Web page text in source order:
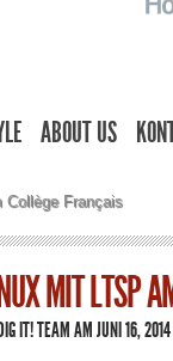
ABOUT US
Français
MIT LTSP
IT! TEAMAM JUNI 16,